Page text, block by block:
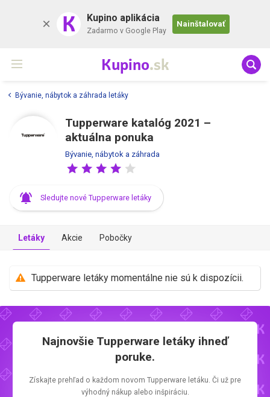
K Kupino aplikácia
Zadarmo v Google Play
Nainštalovať
Kupino.sk
Bývanie, nábytok a záhrada letáky
Tupperware katalóg 2021 –
aktuálna ponuka
Bývanie, nábytok a záhrada
Sledujte nové Tupperware letáky
Letáky Akcie Pobočky
Tupperware letáky momentálne nie sú k dispozícii.
Najnovšie Tupperware letákyihneď
poruke.
Získajte prehľad o každom novom Tupperware letáku. Či už pre
výhodný nákup alebo inšpiráciu.